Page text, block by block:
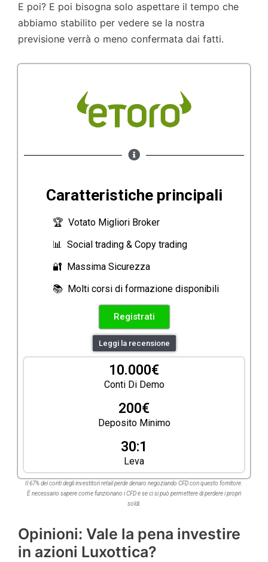
E poi? E poi bisogna solo aspettare il tempo che
abbiamo stabilito per vedere se la nostra
previsione verrà o meno confermata dai fatti.
Caratteristiche principali
🏆 Votato Migliori Broker
📊 Social trading & Copy trading
🔐 Massima Sicurezza
📚 Molti corsi di formazione disponibili
Registrati
Leggi la recensione
10.000€
Conti Di Demo
200€
Deposito Minimo
30:1
Leva
Il 67% dei conti degli investitori retail perde denaro negoziando CFD con questo fornitore.
È necessario sapere come funzionano i CFD e se ci si può permettere di perdere i propri
soldi.
Opinioni: Vale la pena investire
in azioni Luxottica?